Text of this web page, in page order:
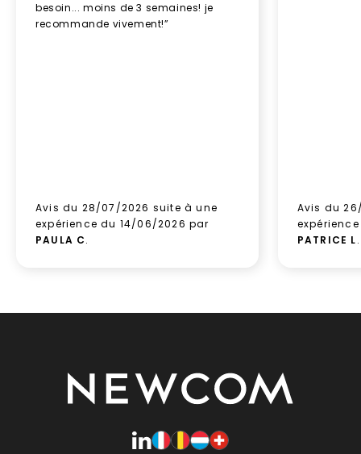
besoin... moins de 3 semaines! je
recommande vivement!”
Avis du 28/07/2026 suite à une
expérience du 14/06/2026 par
PAULA C.
Avis du
PATRICE L.